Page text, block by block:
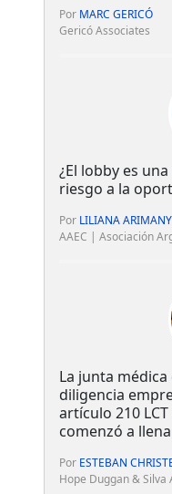
Por MARC GERICÓ
Gericó Associates
¿El lobby es
riesgo a la
Por LILIANA
AAEC | Asociación
La junta
diligencia
artículo 210
comenzó a
Por ESTEBAN
Hope Duggan & Silva